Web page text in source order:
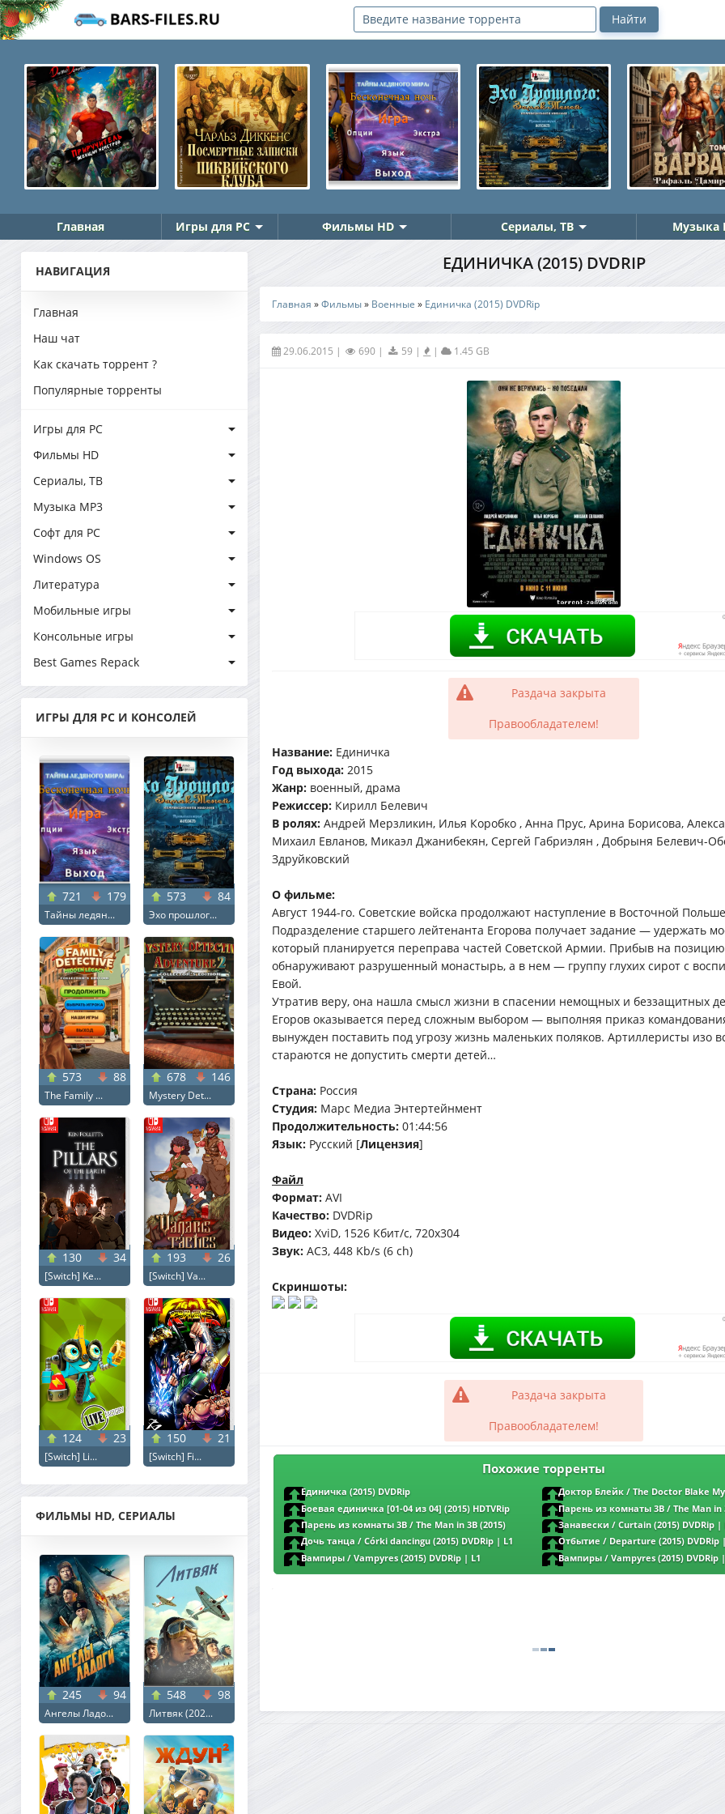
Главная Игры для PC Фильмы HD Сериалы, ТВ Музыка
НАВИГАЦИЯ
Главная
Наш чат
Как скачать торрент ?
Популярные торренты
Игры для PC
Фильмы HD
Сериалы, ТВ
Музыка MP3
Софт для PC
Windows OS
Литература
Мобильные игры
Консольные игры
Best Games Repack
ИГРЫ ДЛЯ PC И КОНСОЛЕЙ
721 179
Тайны ледян...
573 84
Эхо прошлог...
573 88
The Family ...
678 146
Mystery Det...
130 34
[Switch] Ke...
193 26
[Switch] Va...
124 23
[Switch] Li...
150 21
[Switch] Fi...
ФИЛЬМЫ HD, СЕРИАЛЫ
245 94
Ангелы Ладо...
548 98
Литвяк (202...
ЕДИНИЧКА (2015) DVDRIP
Главная »Фильмы» Военные » Единичка (2015) DVDRip
29.06.2015 | 690 | 59 | | 1.45 GB
Раздача закрыта
Правообладателем!
Название: Единичка
Год выхода: 2015
Жанр: военный, драма
Режиссер: Кирилл Белевич
В ролях: Андрей Мерзликин, Илья Коробко , Анна Прус, Арина Борисова,
Михаил Евланов, Микаэл Джанибекян, Сергей Габриэлян , Добрыня Белевич-
Здруйковский
О фильме:
Август 1944-го. Советские войска продолжают наступление в Восточной
Подразделение старшего лейтенанта Егорова получает задание — удержать
который планируется переправа частей Советской Армии. Прибыв на
обнаруживают разрушенный монастырь, а в нем — группу глухих сирот с
Евой.
Утратив веру, она нашла смысл жизни в спасении немощных и беззащитных
Егоров оказывается перед сложным выбором — выполняя приказ
вынужден поставить под угрозу жизнь маленьких поляков. Артиллеристы изо
стараются не допустить смерти детей…
Страна: Россия
Студия: Марс Медиа Энтертейнмент
Продолжительность: 01:44:56
Язык: Русский [Лицензия]
Файл
Формат: AVI
Качество: DVDRip
Видео: XviD, 1526 Кбит/с, 720x304
Звук: AC3, 448 Kb/s (6 ch)
Скриншоты:
Раздача закрыта
Правообладателем!
Похожие торренты
Единичка (2015) DVDRip
Доктор Блейк / The Doctor Blake
сезон] (2015) DVDRip
Боевая единичка [01-04 из 04] (2015) HDTVRip
Парень из комнаты 3B / The Man in
DVDRip | L
Парень из комнаты 3B / The Man in 3B (2015)
DVDRip | L
Занавески / Curtain (2015) DVDRip |
Дочь танца / Córki dancingu (2015) DVDRip | L1
Отбытие / Departure (2015) DVDRip
Вампиры / Vampyres (2015) DVDRip | L1
Вампиры / Vampyres (2015) DVDRip